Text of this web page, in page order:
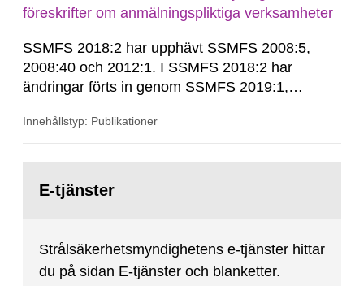
föreskrifter om anmälningspliktiga verksamheter
SSMFS 2018:2 har upphävt SSMFS 2008:5,
2008:40 och 2012:1. I SSMFS 2018:2 har
ändringar förts in genom SSMFS 2019:1,
Innehållstyp: Publikationer
sida:E-tjänster
Strålsäkerhetsmyndighetens e-tjänster hittar
du på sidan E-tjänster och blanketter.